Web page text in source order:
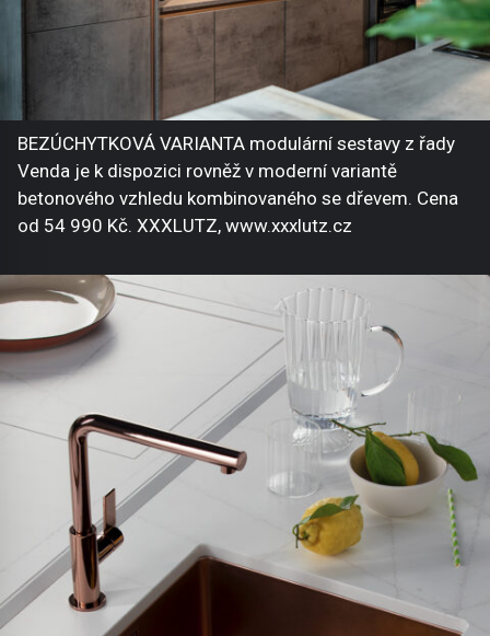
BEZÚCHYTKOVÁ VARIANTA modulární sestavy z řady
Venda je k dispozici rovněž v moderní variantě
betonového vzhledu kombinovaného se dřevem. Cena
od 54 990 Kč. XXXLUTZ, www.xxxlutz.cz